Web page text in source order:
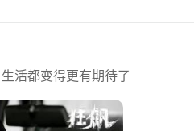
活都变得更有期待了